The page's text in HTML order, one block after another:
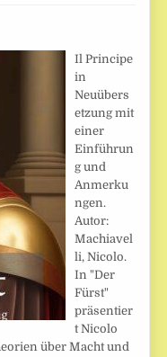
Il Principe
in
Neuübers
etzung mit
einer
Einführun
g und
Anmerku
ngen.
Autor:
Machiavel
li, Nicolo.
In "Der
Fürst"
präsentier
t Nicolo
über Macht und